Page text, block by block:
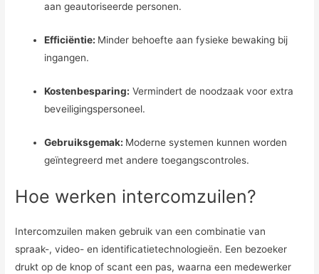
aan geautoriseerde personen.
Efficiëntie: Minder behoefte aan fysieke bewaking bij
ingangen.
Kostenbesparing: Vermindert de noodzaak voor extra
beveiligingspersoneel.
Gebruiksgemak: Moderne systemen kunnen worden
geïntegreerd met andere toegangscontroles.
Hoe werken intercomzuilen?
Intercomzuilen maken gebruik van een combinatie van
spraak-, video- en identificatietechnologieën. Een bezoeker
drukt op de knop of scant een pas, waarna een medewerker